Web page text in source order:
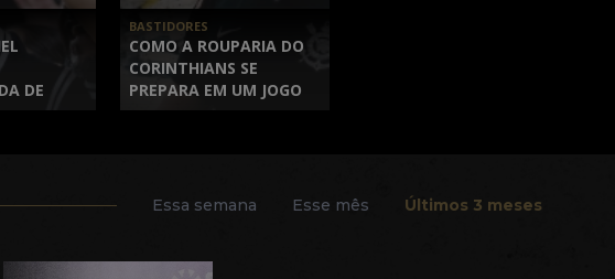
DE
X 0
BASTIDORES
COMO A ROUPARIA DO
CORINTHIANS SE
PREPARA EM UM JOGO
DE CONMEBOL
Essa semana Esse mês Últimos 3 meses